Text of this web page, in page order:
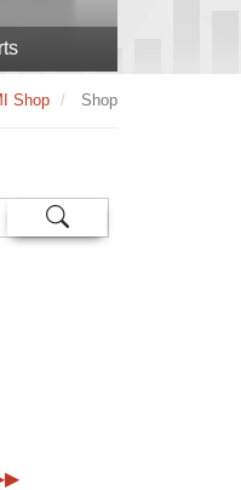
Shop Shop